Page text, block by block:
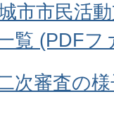
市市民活
覧 (PDFフ
次審査の